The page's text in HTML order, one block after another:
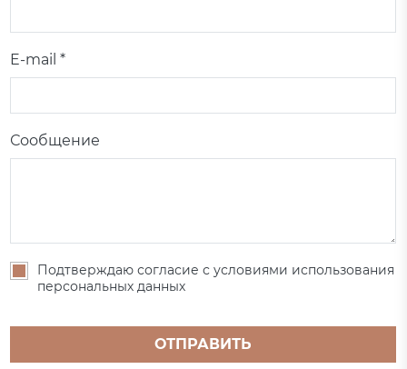
E-mail *
Сообщение
Подтверждаю согласие с условиями использования
персональных данных
ОТПРАВИТЬ